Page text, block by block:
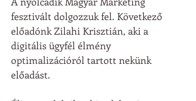
fesztivált dolgozzuk fel. Következő
előadónk Zilahi Krisztián, aki a
digitális ügyfél élmény
optimalizációról tartott nekünk
előadást.